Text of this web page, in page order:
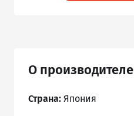
О производителе
Страна: Япония